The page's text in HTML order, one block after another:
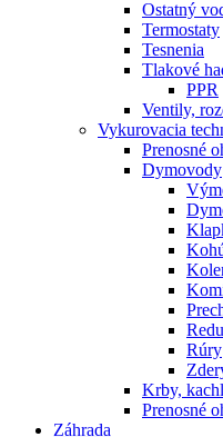
Ostatný
Termostaty
Tesnenia
Tlakové
PPR
Ventily,
Vykurovacia
Prenosné
Dymovody
Rúry
Krby,
Prenosné
Záhrada